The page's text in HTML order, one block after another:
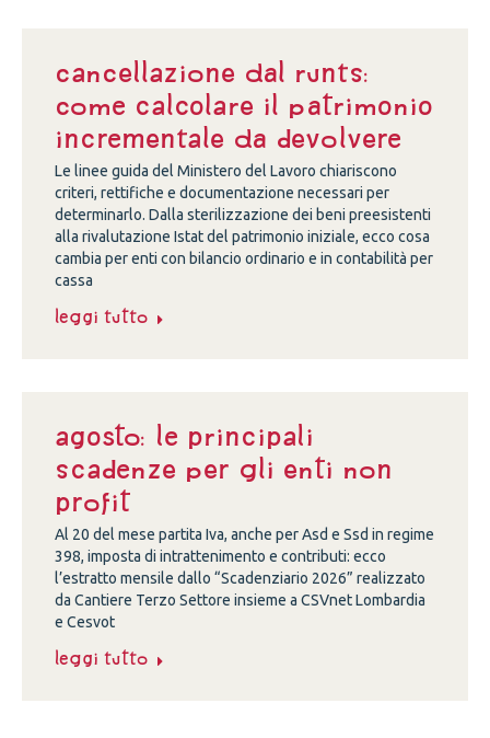
Cancellazione dal Runts:
come calcolare il patrimonio
incrementale da devolvere
Le linee guida del Ministero del Lavoro chiariscono
criteri, rettifiche e documentazione necessari per
determinarlo. Dalla sterilizzazione dei beni preesistenti
alla rivalutazione Istat del patrimonio iniziale, ecco cosa
cambia per enti con bilancio ordinario e in contabilità per
cassa
Leggi tutto
Agosto: le principali
scadenze per gli enti non
profit
Al 20 del mese partita Iva, anche per Asd e Ssd in regime
398, imposta di intrattenimento e contributi: ecco
l’estratto mensile dallo “Scadenziario 2026” realizzato
da Cantiere Terzo Settore insieme a CSVnet Lombardia
e Cesvot
Leggi tutto